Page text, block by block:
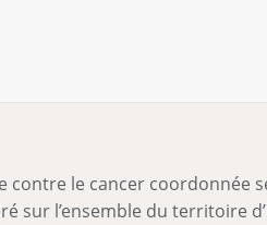
contre le cancer coordonnée
sur l’ensemble du territoire